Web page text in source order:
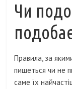
Чи
Правила, за
пишеться чи не
саме їх